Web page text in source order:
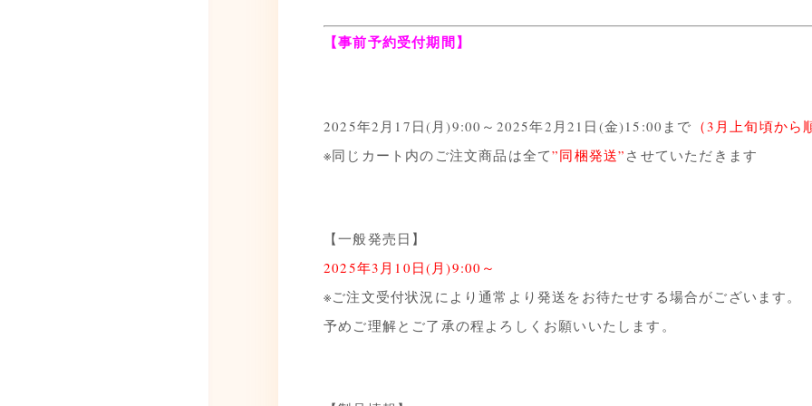
【事前予約受付期間】
2025年2月17日(月)9:00～2025年2月21日(金)15:00まで （3月上旬頃から
※同じカート内のご注文商品は全て”同梱発送” させていただきます
【一般発売日】
2025年3月10日(月)9:00～
※ご注文受付状況により通常より発送をお待たせする場合がございます。
予めご理解とご了承の程よろしくお願いいたします。